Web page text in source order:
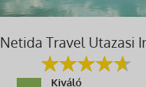
Netida Travel Utazasi
Kiváló